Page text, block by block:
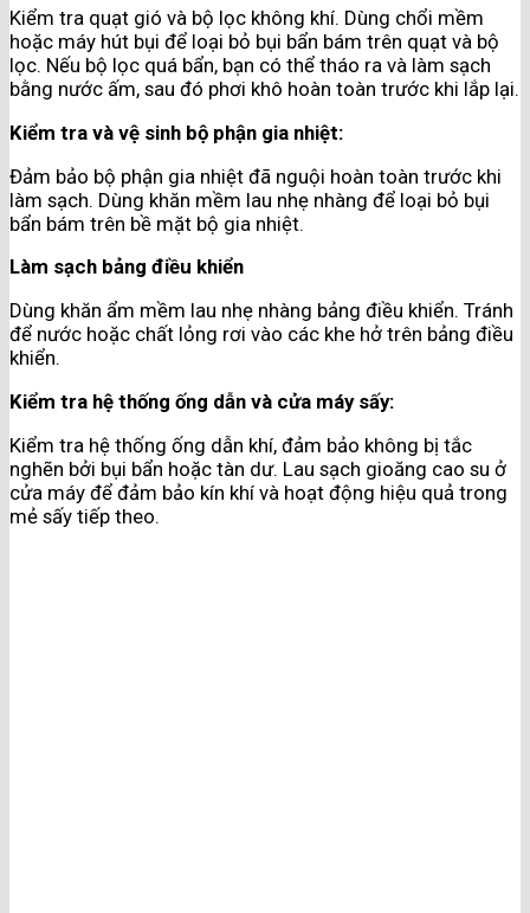
Kiểm tra quạt gió và bộ lọc không khí. Dùng chổi mềm
hoặc máy hút bụi để loại bỏ bụi bẩn bám trên quạt và bộ
lọc. Nếu bộ lọc quá bẩn, bạn có thể tháo ra và làm sạch
bằng nước ấm, sau đó phơi khô hoàn toàn trước khi lắp lại.
Kiểm tra và vệ sinh bộ phận gia nhiệt:
Đảm bảo bộ phận gia nhiệt đã nguội hoàn toàn trước khi
làm sạch. Dùng khăn mềm lau nhẹ nhàng để loại bỏ bụi
bẩn bám trên bề mặt bộ gia nhiệt.
Làm sạch bảng điều khiển
Dùng khăn ẩm mềm lau nhẹ nhàng bảng điều khiển. Tránh
để nước hoặc chất lỏng rơi vào các khe hở trên bảng điều
khiển.
Kiểm tra hệ thống ống dẫn và cửa máy sấy:
Kiểm tra hệ thống ống dẫn khí, đảm bảo không bị tắc
nghẽn bởi bụi bẩn hoặc tàn dư. Lau sạch gioăng cao su ở
cửa máy để đảm bảo kín khí và hoạt động hiệu quả trong
mẻ sấy tiếp theo.